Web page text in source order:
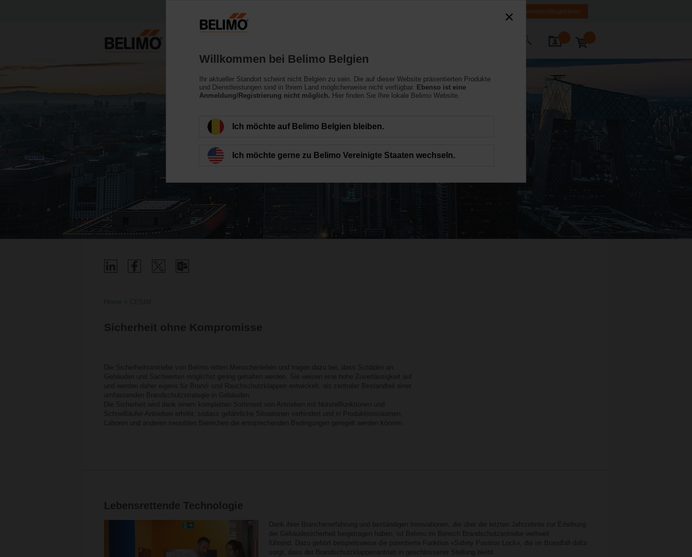
Anmelden/Registrieren
Sicherheit ohne Kompromisse
Die Sicherheitsantriebe von Belimo retten Menschenleben und tragen dazu bei, dass Schäden an
Gebäuden und Sachwerten möglichst gering gehalten werden. Sie weisen eine hohe Zuverlässigkeit auf
und werden daher eigens für Brand- und Rauchschutzklappen entwickelt, als zentraler Bestandteil einer
umfassenden Brandschutzstrategie in Gebäuden.
Die Sicherheit wird dank einem kompletten Sortiment von Antrieben mit Notstellfunktionen und
Schnellläufer-Antrieben erhöht, sodass gefährliche Situationen verhindert und in Produktionsräumen,
Laboren und anderen sensiblen Bereichen die entsprechenden Bedingungen geregelt werden können.
Lebensrettende Technologie
Dank ihrer Branchenerfahrung und beständigen Innovationen, die über die letzten Jahrzehnte zur Erhöhung
der Gebäudesicherheit beigetragen haben, ist Belimo im Bereich Brandschutzantriebe weltweit
führend. Dazu gehört beispielsweise die patentierte Funktion «Safety Position Lock», die im Brandfall dafür
sorgt, dass der Brandschutzklappenantrieb in geschlossener Stellung bleibt.
Willkommen bei Belimo Belgien
Ihr aktueller Standort scheint nicht Belgien zu sein. Die auf dieser Website präsentierten Produkte
und Dienstleistungen sind in Ihrem Land möglicherweise nicht verfügbar.
Ebenso ist eine
Anmeldung/Registrierung nicht möglich. Hier finden Sie Ihre lokale Belimo Website.
Ich möchte auf Belimo Belgien bleiben.
Ich möchte gerne zu Belimo Vereinigte Staaten wechseln.